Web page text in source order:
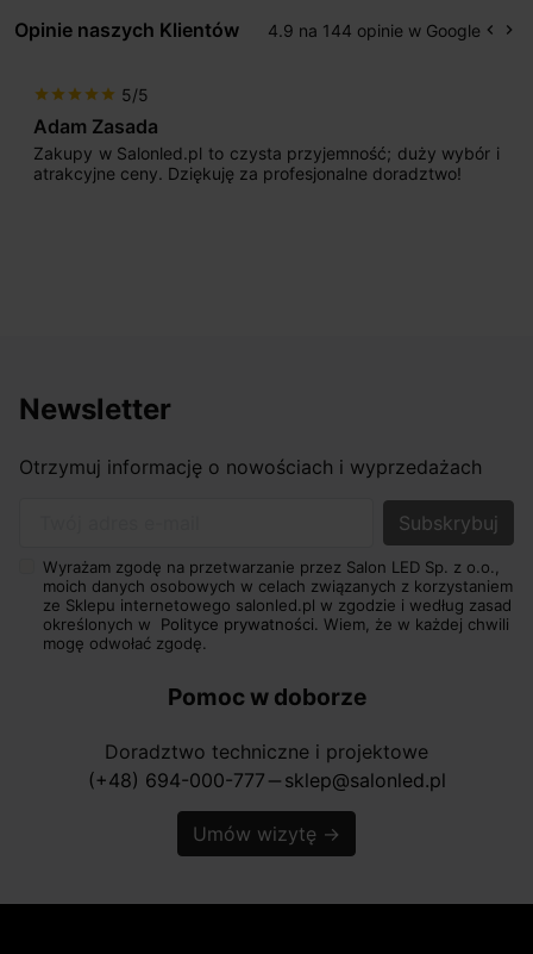
Opinie naszych Klientów 4.9 na 144 opinie w Google keyboard_arrow_left keyboard_arrow_right
star star star star star 5/5
Adam Zasada
Zakupy w Salonled.pl to czysta przyjemność; duży wybór i
atrakcyjne ceny. Dziękuję za profesjonalne doradztwo!
Newsletter
Otrzymuj informację o nowościach i wyprzedażach
Wyrażam zgodę na przetwarzanie przez Salon LED Sp. z o.o.,
moich danych osobowych w celach związanych z korzystaniem
ze Sklepu internetowego salonled.pl w zgodzie i według zasad
określonych w Polityce prywatności. Wiem, że w każdej chwili
mogę odwołać zgodę.
Pomoc w doborze
Doradztwo techniczne i projektowe
(+48) 694-000-777 horizontal_rule sklep@salonled.pl
Umów wizytę →